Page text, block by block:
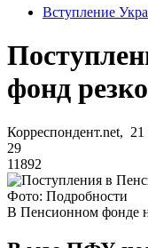
Вступление
фонд
Корреспондент.net, 21
29
11892
Фото: Подробности
В Пенсионном фонде